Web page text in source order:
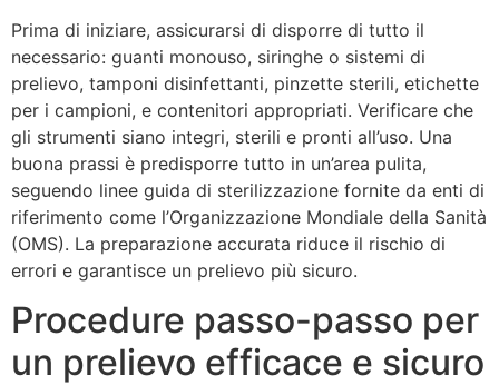
Prima di iniziare, assicurarsi di disporre di tutto il
necessario: guanti monouso, siringhe o sistemi di
prelievo, tamponi disinfettanti, pinzette sterili, etichette
per i campioni, e contenitori appropriati. Verificare che
gli strumenti siano integri, sterili e pronti all’uso. Una
buona prassi è predisporre tutto in un’area pulita,
seguendo linee guida di sterilizzazione fornite da enti di
riferimento come l’Organizzazione Mondiale della Sanità
(OMS). La preparazione accurata riduce il rischio di
errori e garantisce un prelievo più sicuro.
Procedure passo-passo per
un prelievo efficace e sicuro